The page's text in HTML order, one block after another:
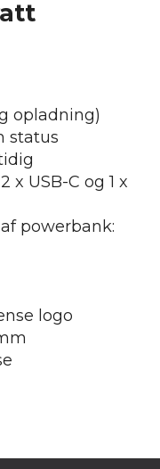
opladning)
status
x USB-C og 1 x
powerbank:
logo